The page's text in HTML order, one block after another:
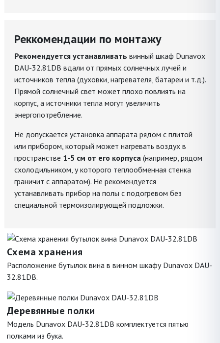
Реккомендации по монтажу
Рекомендуется устанавливать винный шкаф Dunavox
DAU-32.81DB вдали от прямых солнечных лучей и
источников тепла (духовки, нагревателя, батареи и т.д.).
Прямой солнечный свет может плохо повлиять на
корпус, а источники тепла могут увеличить
энергопотребление.
Не допускается установка аппарата рядом с плитой
или прибором, который может нагревать воздух в
пространстве 1-5 см от его корпуса (например, рядом
схолодильником, у которого теплообменная стенка
граничит с аппаратом). Не рекомендуется
устанавливать прибор на полы с подогревом без
специальной термоизолирующей подложки.
Схема хранения
Расположение бутылок вина в винном шкафу Dunavox DAU-
32.81DB.
Деревянные полки
Модель Dunavox DAU-32.81DB комплектуется пятью
полками из бука.